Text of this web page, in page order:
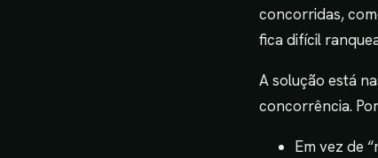
concorridas,
fica difícil
A solução está
concorrência.
Em vez de